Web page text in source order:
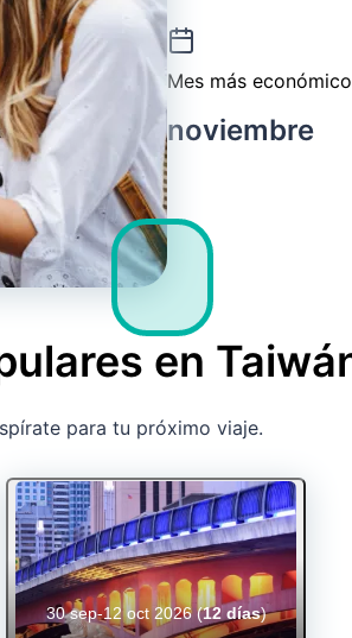
Mes más
noviembre
en
para tu próximo viaje.
30 sep-12 oct 2026(12 días)